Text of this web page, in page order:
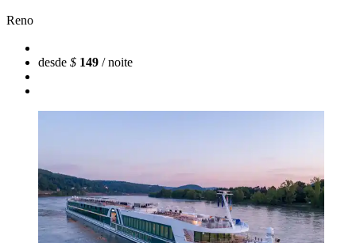
Reno
desde $ 149 / noite